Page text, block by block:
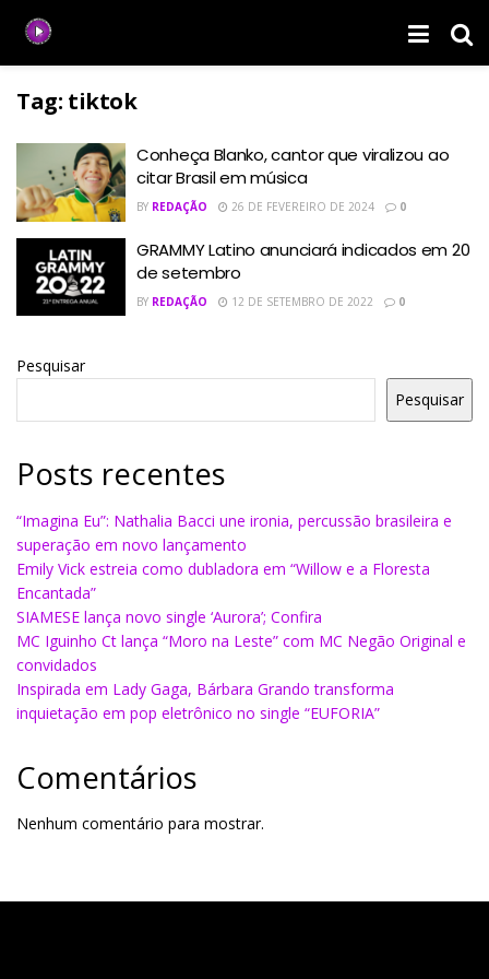
Tag: tiktok
Conheça Blanko, cantor que viralizou ao
citar Brasil em música
BY REDAÇÃO 26 DE FEVEREIRO DE 2024 0
GRAMMY Latino anunciará indicados em 20
de setembro
BY REDAÇÃO 12 DE SETEMBRO DE 2022 0
Pesquisar
Pesquisar
Posts recentes
“Imagina Eu”: Nathalia Bacci une ironia, percussão brasileira e
superação em novo lançamento
Emily Vick estreia como dubladora em “Willow e a Floresta
Encantada”
SIAMESE lança novo single ‘Aurora’; Confira
MC Iguinho Ct lança “Moro na Leste” com MC Negão Original e
convidados
Inspirada em Lady Gaga, Bárbara Grando transforma
inquietação em pop eletrônico no single “EUFORIA”
Comentários
Nenhum comentário para mostrar.